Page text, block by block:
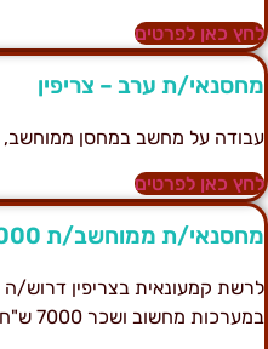
כאן לפרטים
ת ערב – צריפין
על מחשב במחסן ממוחשב,
כאן לפרטים
ת ממוחשב/ת 7000 ש"ח – צריפין
קמעונאית בצריפין דרוש/
מחשוב ושכר 7000 ש"ח.